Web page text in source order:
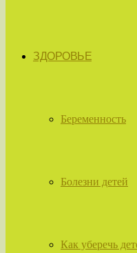
ЗДОРОВЬЕ
Беременность
Болезни детей
Как уберечь